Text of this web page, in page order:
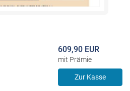
609,90 EUR
mit Prämie
Zur Kasse